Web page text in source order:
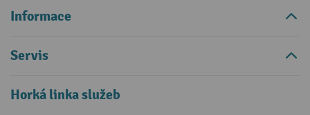
Informace
Servis
Horká linka služeb